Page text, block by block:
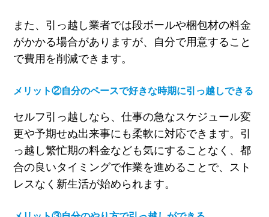
また、引っ越し業者では段ボールや梱包材の料金
がかかる場合がありますが、自分で用意すること
で費用を削減できます。
メリット②自分のペースで好きな時期に引っ越しできる
セルフ引っ越しなら、仕事の急なスケジュール変
更や予期せぬ出来事にも柔軟に対応できます。引
っ越し繁忙期の料金なども気にすることなく、都
合の良いタイミングで作業を進めることで、スト
レスなく新生活が始められます。